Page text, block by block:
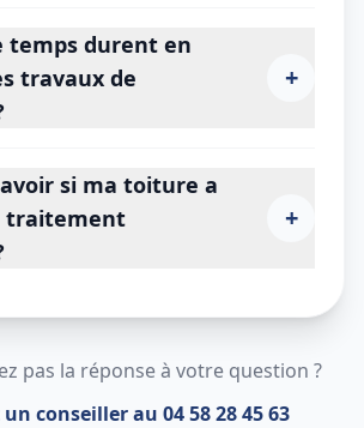
temps durent en
travaux de
+
si ma toiture a
traitement
+
pas la réponse à votre question ?
conseiller au 04 58 28 45 63